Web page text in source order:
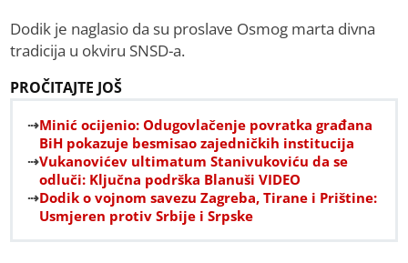
Dodik je naglasio da su proslave Osmog marta divna
tradicija u okviru SNSD-a.
PROČITAJTE JOŠ
Minić ocijenio: Odugovlačenje povratka građana
BiH pokazuje besmisao zajedničkih institucija
Vukanovićev ultimatum Stanivukoviću da se
odluči: Ključna podrška Blanuši VIDEO
Dodik o vojnom savezu Zagreba, Tirane i Prištine:
Usmjeren protiv Srbije i Srpske